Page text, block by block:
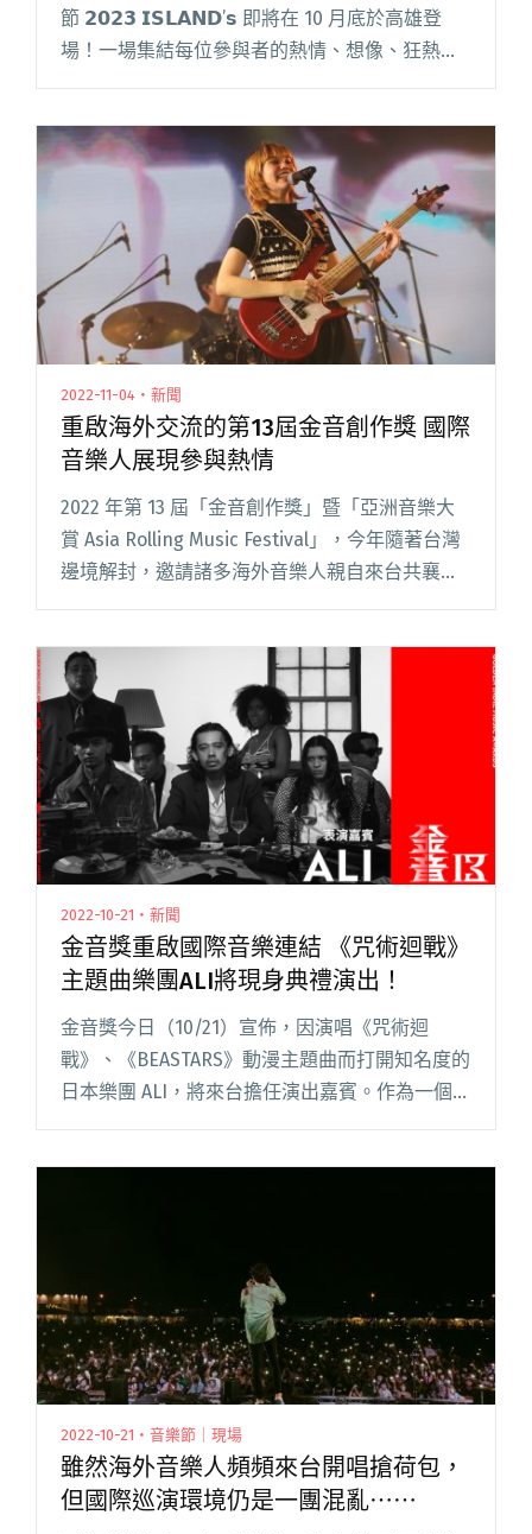
節 𝟮𝟬𝟮𝟯 𝗜𝗦𝗟𝗔𝗡𝗗’𝘀 即將在 10 月底於高雄登
場！一場集結每位參與者的熱情、想像、狂熱所
組成的夢幻音樂祭典，以高雄海港、南部陽光、
為活動主軸，在閱讀全文 "ISLAND’s LA RUE
Music & Arts Festival將在高雄盛大登場 集結海內
2022-11-04・新聞
重啟海外交流的第13屆金音創作獎 國際
音樂人展現參與熱情
2022 年第 13 屆「金音創作獎」暨「亞洲音樂大
賞 Asia Rolling Music Festival」，今年隨著台灣
邊境解封，邀請諸多海外音樂人親自來台共襄盛
的第13屆金音創作獎 國際音樂人展現參與熱情"
2022-10-21・新聞
金音獎重啟國際音樂連結 《咒術迴戰》
主題曲樂團ALI將現身典禮演出！
金音獎今日（10/21）宣佈，因演唱《咒術迴
戰》、《BEASTARS》動漫主題曲而打開知名度的
日本樂團 ALI，將來台擔任演出嘉賓。作為一個成
員均為混血兒的多國籍、融合放克、靈魂、爵
2022-10-21・音樂節｜現場
雖然海外音樂人頻頻來台開唱搶荷包，
但國際巡演環境仍是一團混亂⋯⋯